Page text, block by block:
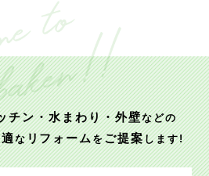
チン・水まわり・外壁などの
なリフォームをご提案します!